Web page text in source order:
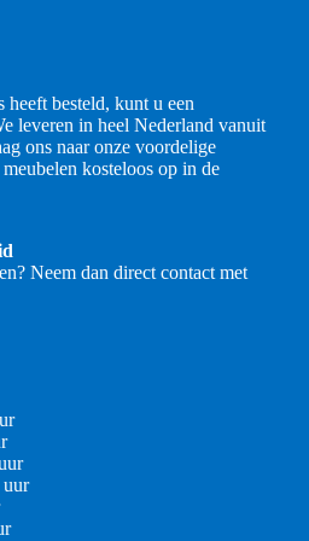
besteld, kunt u een
leveren in heel Nederland vanuit
ons naar onze voordelige
kosteloos op in de
Neem dan direct contact met
uur